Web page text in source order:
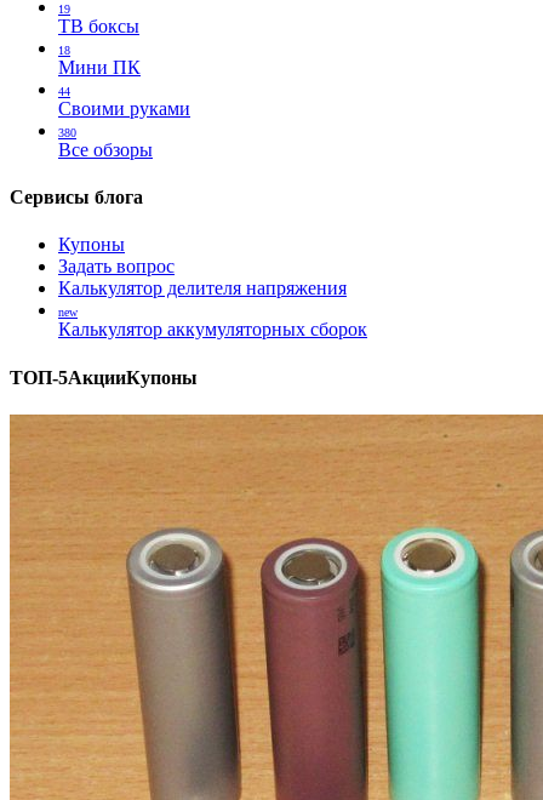
19
ТВ боксы
18
Мини ПК
44
Своими руками
380
Все обзоры
Сервисы блога
Купоны
Задать вопрос
Калькулятор делителя напряжения
new
Калькулятор аккумуляторных сборок
ТОП-5АкцииКупоны